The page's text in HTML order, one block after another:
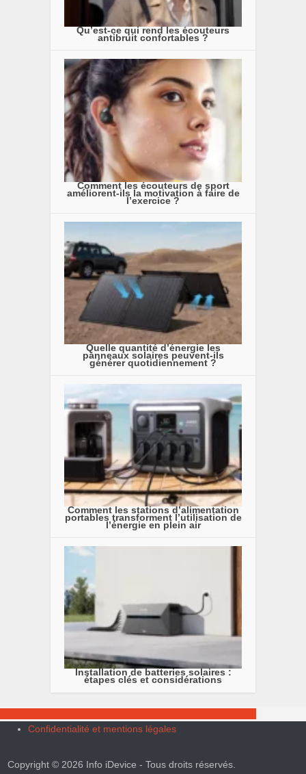
Qu’est-ce qui rend les écouteurs
antibruit confortables ?
Comment les écouteurs de sport
améliorent-ils la motivation à faire de
l’exercice ?
Quelle quantité d’énergie les
panneaux solaires peuvent-ils
générer quotidiennement ?
Comment les stations d’alimentation
portables transforment l’utilisation de
l’énergie en plein air
Installation de batteries solaires :
étapes clés et considérations
Confidentialité et mentions légales
Copyright © 2026 Info iDevice - Tous droits réservés.